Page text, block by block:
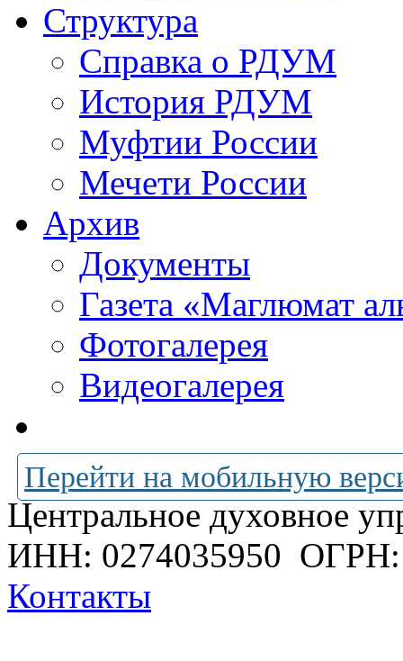
Структура
Справка о РДУМ
История РДУМ
Муфтии России
Мечети России
Архив
Документы
Газета «Маглюмат
Фотогалерея
Видеогалерея
Перейти на мобильную
Центральное духовное
ИНН: 0274035950 ОГРН:
Контакты